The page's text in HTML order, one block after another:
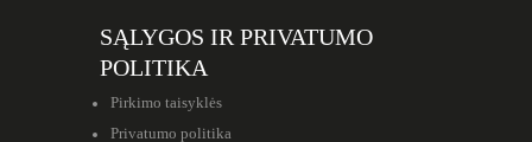
SĄLYGOS IR PRIVATUMO
POLITIKA
Pirkimo taisyklės
Privatumo politika